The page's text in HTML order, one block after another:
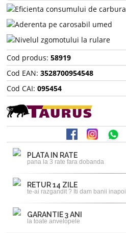
Cod produs: 58919
Cod EAN: 3528700954548
Cod CAI: 095454
PLATA IN RATE
pana la 3 rate fara dobanda
RETUR 14 ZILE
te-ai razgandit ? Iti dam banii inapoi
GARANTIE 3 ANI
la toate anvelopele